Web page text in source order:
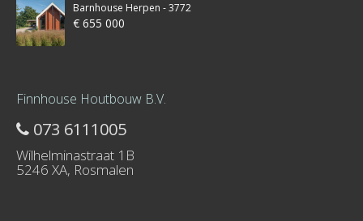
Barnhouse Herpen - 3772
€ 655 000
Finnhouse Houtbouw B.V.
073 6111005
Wilhelminastraat 1B
5246 XA, Rosmalen